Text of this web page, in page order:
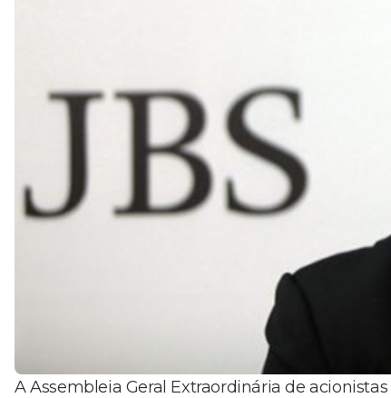
A Assembleia Geral Extraordinária de